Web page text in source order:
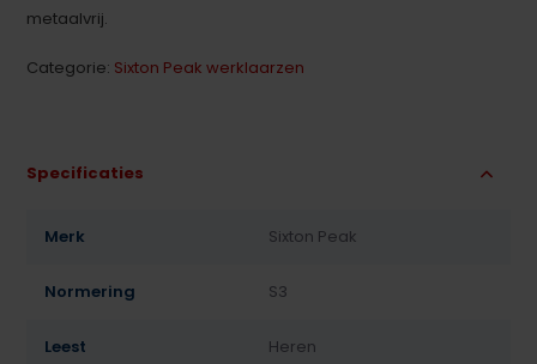
metaalvrij.
Categorie: Sixton Peak werklaarzen
Specificaties
Merk Sixton Peak
Normering S3
Leest Heren